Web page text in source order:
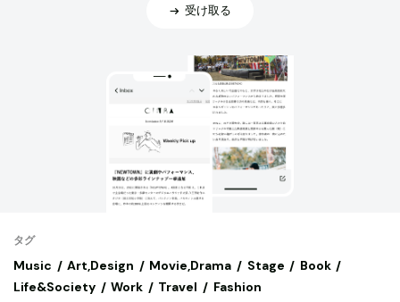
受け取る
タグ
Music Art,Design Movie,Drama Stage
Book
Life&Society
Work Travel Fashion